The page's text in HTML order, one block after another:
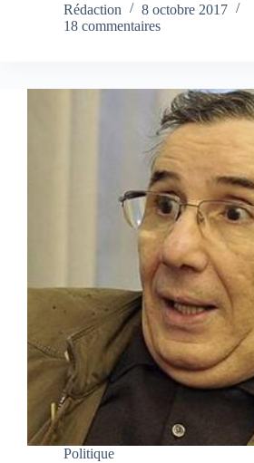
Rédaction
8 octobre 2017
18 commentaires
Politique